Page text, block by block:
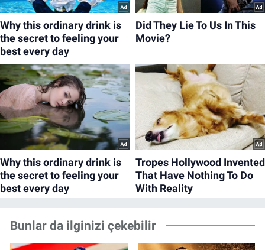
Bunlar da ilginizi çekebilir